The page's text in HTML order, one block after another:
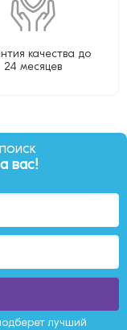
качества до
24 месяцев
вас!
лучший